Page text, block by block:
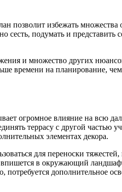
позволит избежать
сесть, подумать и представить
и множество других
времени на планирование,
огромное влияние на всю
террасу с другой частью
элементах декора.
для переноски
впишется в окружающий
дополнительное